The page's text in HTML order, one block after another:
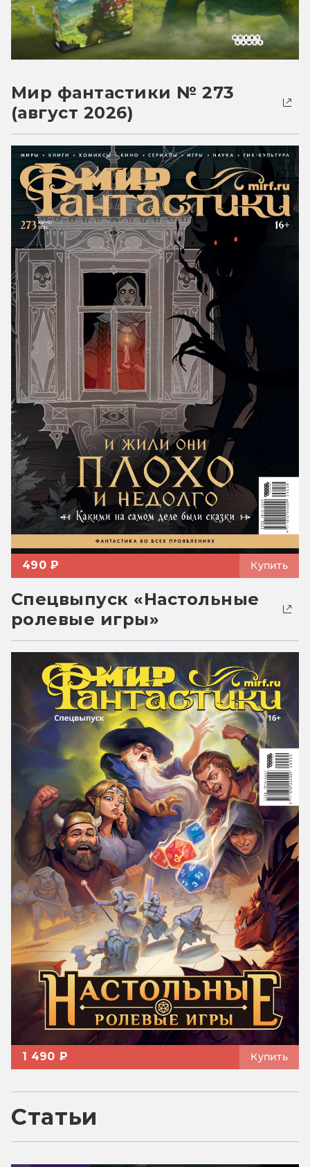
Мир фантастики № 273
(август 2026)
490 ₽ Купить
Спецвыпуск «Настольные
ролевые игры»
1 490 ₽ Купить
Статьи